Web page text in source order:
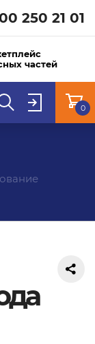
250 21 01
частей
0